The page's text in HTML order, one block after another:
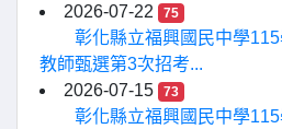
2026-07-22
75
彰化縣立福興國民中學
教師甄選第3次招考...
2026-07-15
73
彰化縣立福興國民中學